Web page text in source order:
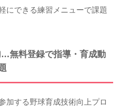
にできる練習メニューで課題
無料登録で指導・育成動
加する野球育成技術向上プロ